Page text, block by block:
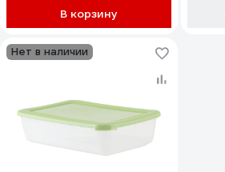
В корзину
Нет в наличии